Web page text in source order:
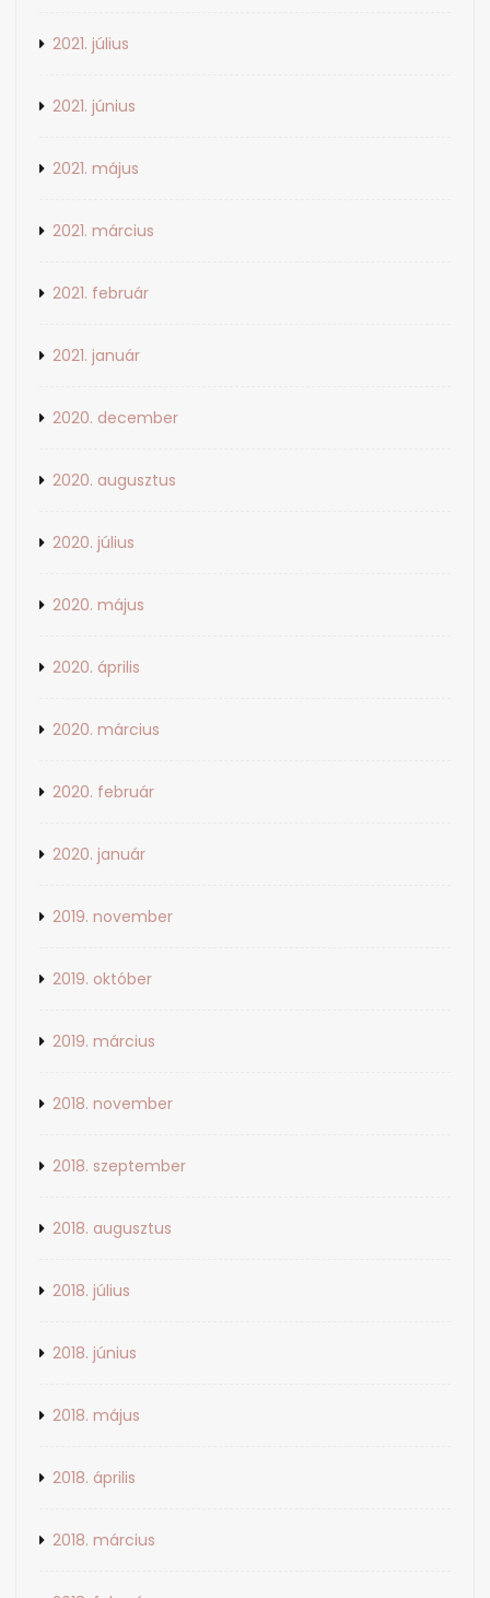
2021. július
2021. június
2021. május
2021. március
2021. február
2021. január
2020. december
2020. augusztus
2020. július
2020. május
2020. április
2020. március
2020. február
2020. január
2019. november
2019. október
2019. március
2018. november
2018. szeptember
2018. augusztus
2018. július
2018. június
2018. május
2018. április
2018. március